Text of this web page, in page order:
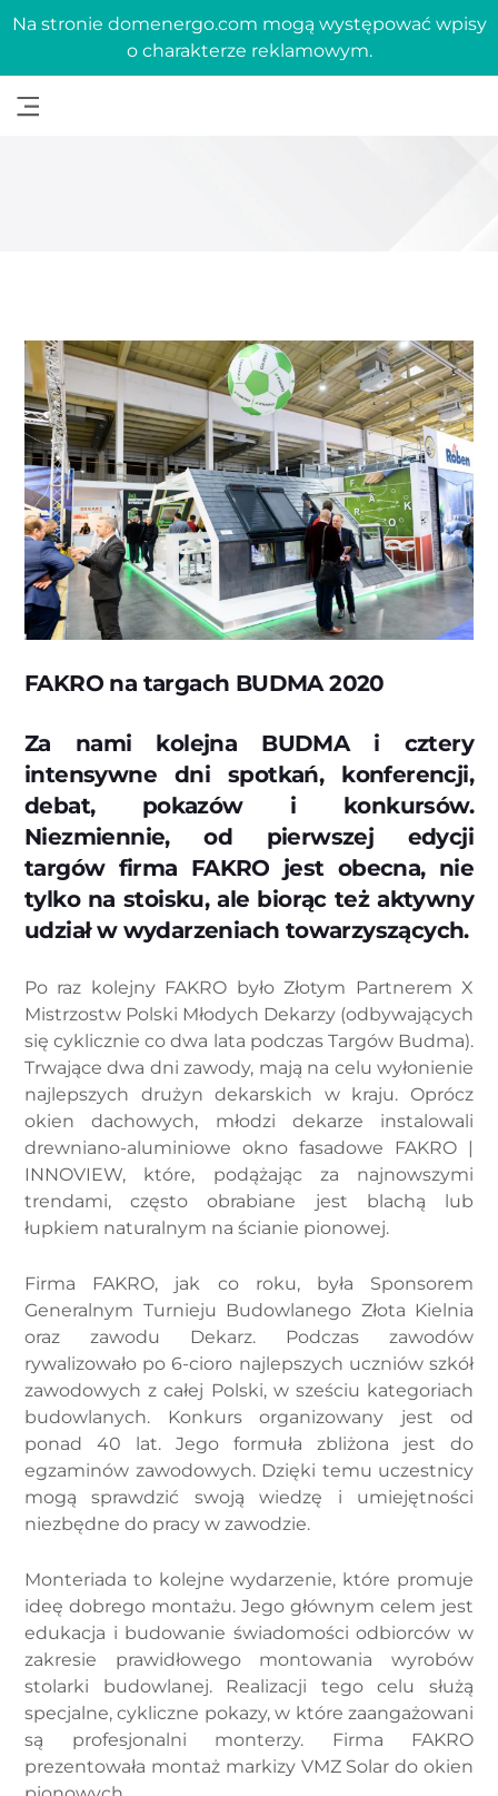
Na stronie domenergo.com mogą występować wpisy
o charakterze reklamowym.
FAKRO na targach BUDMA 2020
Za nami kolejna BUDMA i cztery
intensywne dni spotkań, konferencji,
debat, pokazów i konkursów.
Niezmiennie, od pierwszej edycji
targów firma FAKRO jest obecna, nie
tylko na stoisku, ale biorąc też aktywny
udział w wydarzeniach towarzyszących.
Po raz kolejny FAKRO było Złotym Partnerem X
Mistrzostw Polski Młodych Dekarzy (odbywających
się cyklicznie co dwa lata podczas Targów Budma).
Trwające dwa dni zawody, mają na celu wyłonienie
najlepszych drużyn dekarskich w kraju. Oprócz
okien dachowych, młodzi dekarze instalowali
drewniano-aluminiowe okno fasadowe FAKRO |
INNOVIEW, które, podążając za najnowszymi
trendami, często obrabiane jest blachą lub
łupkiem naturalnym na ścianie pionowej.
Firma FAKRO, jak co roku, była Sponsorem
Generalnym Turnieju Budowlanego Złota Kielnia
oraz zawodu Dekarz. Podczas zawodów
rywalizowało po 6-cioro najlepszych uczniów szkół
zawodowych z całej Polski, w sześciu kategoriach
budowlanych. Konkurs organizowany jest od
ponad 40 lat. Jego formuła zbliżona jest do
egzaminów zawodowych. Dzięki temu uczestnicy
mogą sprawdzić swoją wiedzę i umiejętności
niezbędne do pracy w zawodzie.
Monteriada to kolejne wydarzenie, które promuje
ideę dobrego montażu. Jego głównym celem jest
edukacja i budowanie świadomości odbiorców w
zakresie prawidłowego montowania wyrobów
stolarki budowlanej. Realizacji tego celu służą
specjalne, cykliczne pokazy, w które zaangażowani
są profesjonalni monterzy. Firma FAKRO
prezentowała montaż markizy VMZ Solar do okien